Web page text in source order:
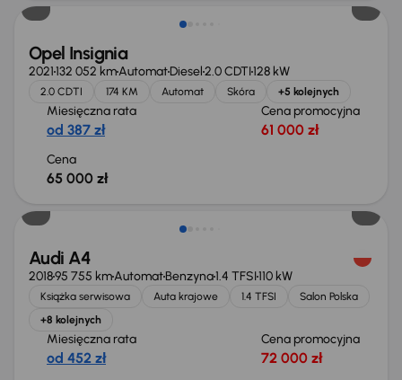
Opel Insignia
2021132 052 kmAutomatDiesel2.0 CDTI128 kW
2.0 CDTI 174 KM Automat Skóra +5 kolejnych
Miesięczna rata
od 387 zł
Cena promocyjna
61 000 zł
Cena
65 000 zł
Świeżo skupione
Audi A4
201895 755 kmAutomatBenzyna1.4 TFSI110 kW
Książka serwisowa Auta krajowe 1.4 TFSI
Salon Polska
+8 kolejnych
Miesięczna rata
od 452 zł
Cena promocyjna
72 000 zł